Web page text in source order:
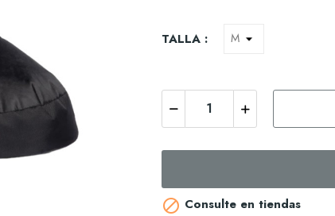
TALLA :
 Consulte en tiendas